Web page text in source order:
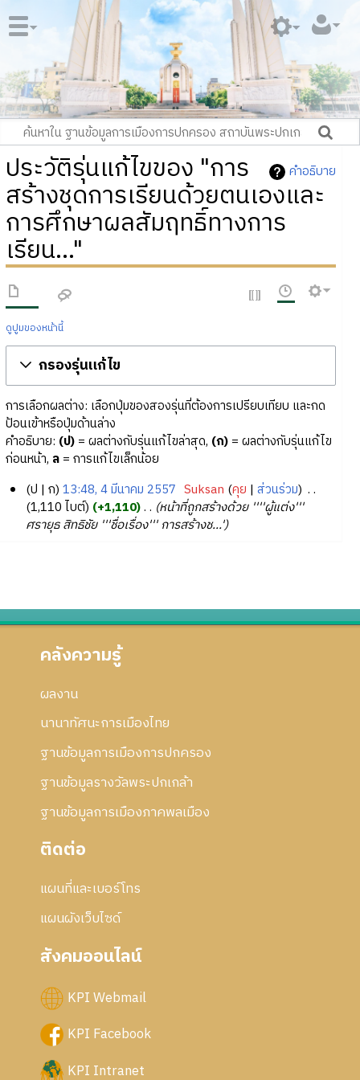
คำอธิบาย
ประวัติรุ่นแก้ไขของ "การ
สร้างชุดการเรียนด้วยตนเองและ
การศึกษาผลสัมฤทธิ์ทางการ
เรียน..."
ดูปูมของหน้านี้
กรองรุ่นแก้ไข
การเลือกผลต่าง: เลือกปุ่มของสองรุ่นที่ต้องการเปรียบเทียบ และกด
ป้อนเข้าหรือปุ่มด้านล่าง
คำอธิบาย: (ป)= ผลต่างกับรุ่นแก้ไขล่าสุด, (ก)= ผลต่างกับรุ่นแก้ไข
ก่อนหน้า, ล= การแก้ไขเล็กน้อย
ม
2
ป ก 13:48, 4 มีนาคม 2557 Suksan คุย ส่วนร่วม ‎
1,110 ไบต์
+1,110 ‎
หน้าที่ถูกสร้างด้วย ''''ผู้แต่ง'''
ศรายุธ สิทธิชัย '''ชื่อเรื่อง''' การสร้างช...'
คลังความรู้
ผลงาน
นานาทัศนะการเมืองไทย
ฐานข้อมูลการเมืองการปกครอง
ฐานข้อมูลรางวัลพระปกเกล้า
ฐานข้อมูลการเมืองภาคพลเมือง
ติดต่อ
แผนที่และเบอร์โทร
แผนผังเว็บไซด์
สังคมออนไลน์
KPI Webmail
KPI Facebook
KPI Intranet